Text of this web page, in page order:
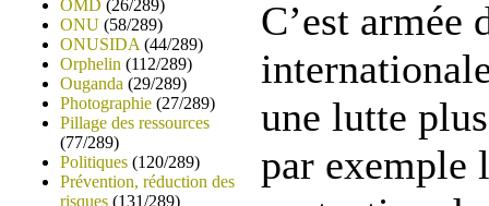
OMD (26/289)
ONU (58/289)
ONUSIDA (44/289)
Orphelin (112/289)
Ouganda (29/289)
Photographie (27/289)
Pillage des ressources
(77/289)
Politiques (120/289)
Prévention, réduction des
risques (131/289)
C’est armée
une lutte
par exemple